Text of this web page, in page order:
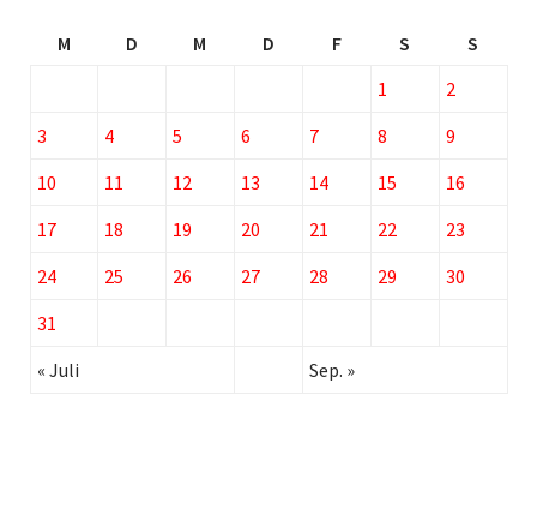
M D M D F S
S
1
2
3
4 5 6 7 8
9
10
11 12 13 14 15
16
17
18 19 20 21 22
23
24
25 26 27 28 29
30
31
« Juli
Sep. »